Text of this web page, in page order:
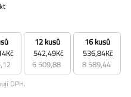
12 kusů
542,49Kč
6 509,88
16 kusů
536,84Kč
8 589,44
DPH.